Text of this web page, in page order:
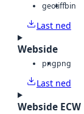
geotiffbin
Last ned
Webside
pngpng
Last ned
Webside ECW